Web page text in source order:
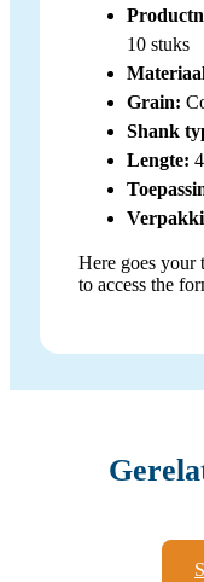
10 stuks
Grain:
Shank
Lengte:
Here goes
to access the